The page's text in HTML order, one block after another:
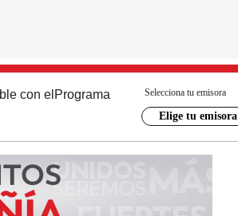
con el Programa Selecciona tu emisora
Elige tu emisora